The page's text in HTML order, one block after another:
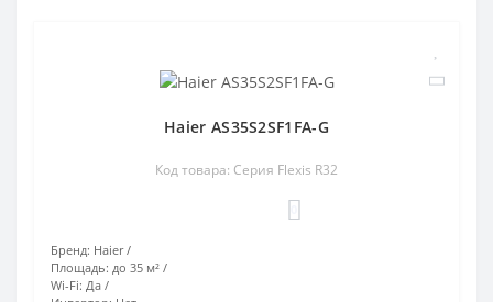
Haier AS35S2SF1FA-G
Код товара: Серия Flexis R32
Бренд: Haier
Площадь: до 35 м²
Wi-Fi: Да